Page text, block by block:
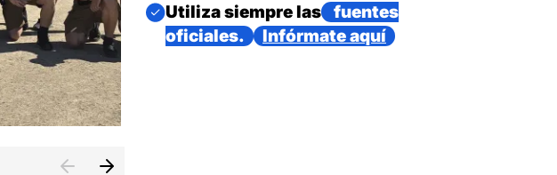
Imagen
Utiliza siempre las
fuentes
oficiales.
Infórmate aquí